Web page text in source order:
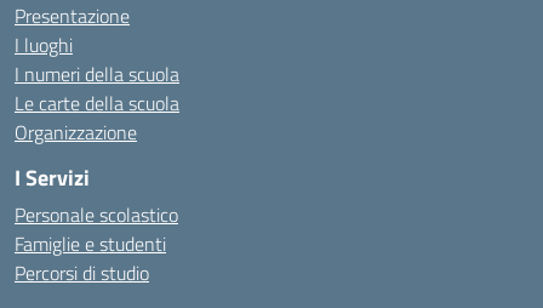
Presentazione
I luoghi
I numeri della scuola
Le carte della scuola
Organizzazione
I Servizi
Personale scolastico
Famiglie e studenti
Percorsi di studio